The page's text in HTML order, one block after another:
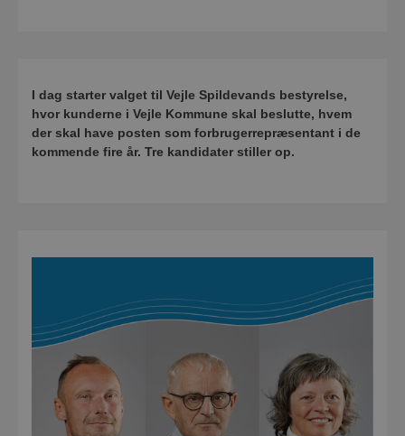
I dag starter valget til Vejle Spildevands bestyrelse,
hvor kunderne i Vejle Kommune skal beslutte, hvem
der skal have posten som forbrugerrepræsentant i de
kommende fire år. Tre kandidater stiller op.